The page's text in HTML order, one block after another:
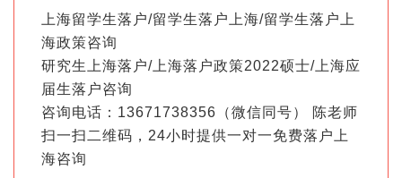
上海留学生落户/留学生落户上海/留学生落户上
海政策咨询
研究生上海落户/上海落户政策2022硕士/上海应
届生落户咨询
咨询电话：13671738356（微信同号） 陈老师
扫一扫二维码，24小时提供一对一免费落户上
海咨询